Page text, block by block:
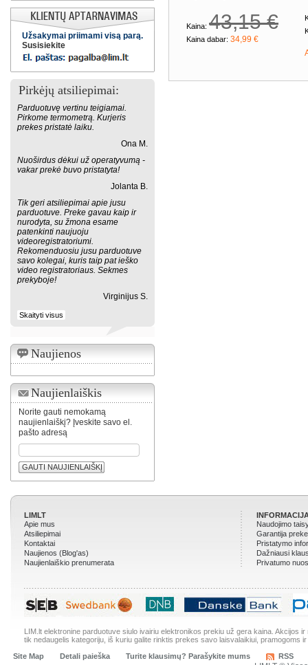
Kaina: 43,15 €
Kaina dabar: 34,99 €
Užsakymai priimami visą parą.
Susisiekite
Pirkėjų atsiliepimai:
Parduotuvę vertinu teigiamai.
Pirkome termometrą. Kurjeris
prekes pristatė laiku.
Ona M.
Nuoširdus dėkui už operatyvumą -
vakar prekė buvo pristatyta!
Jolanta B.
Tik geri atsiliepimai apie jusu
parduotuve. Preke gavau kaip ir
nurodyta, su žmona esame
patenkinti naujuoju
videoregistratoriumi.
Rekomenduosiu jusu parduotuve
savo kolegai, kuris taip pat ieško
video registratoriaus. Sekmes
prekyboje!
Virginijus S.
Skaityti visus
Naujienos
Naujienlaiškis
Norite gauti nemokamą
naujienlaiškį? Įveskite savo el.
pašto adresą
GAUTI NAUJIENLAIŠKĮ
LIMLT
Apie mus
Atsiliepimai
Kontaktai
Naujienos (Blog'as)
Naujienlaiškio prenumerata
Naudojimo
Garantija
Pristatymo
Dažniausi
Privatumo
LIM.lt elektronine parduotuve siulo ivairiu elektronikos prekiu už gera kaina. Akcijos
tik nedaugelis kategoriju, iš kuriu galite rinktis prekes savo laisvalaikiui, pramogoms ir
Site Map
Detali paieška Turite klausimų? Parašykite mums RSS